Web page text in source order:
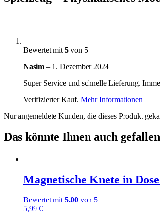
Bewertet mit 5 von 5
Nasim – 1. Dezember 2024
Super Service und schnelle Lieferung.
Verifizierter Kauf. Mehr Informationen
Nur angemeldete Kunden, die dieses Produkt
Das könnte Ihnen auch
Magnetische Knete in
Bewertet mit5.00 von 5
5,99 €